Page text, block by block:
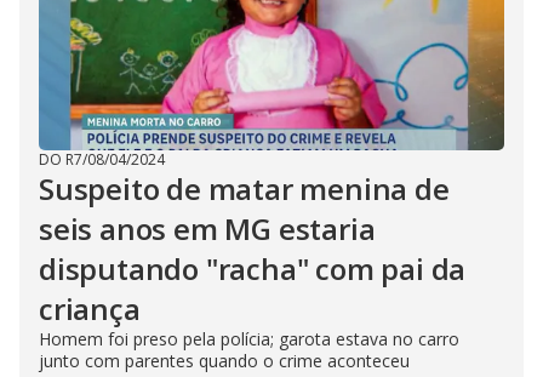
DO R7/08/04/2024
Suspeito de matar menina de
seis anos em MG estaria
disputando "racha" com pai da
criança
Homem foi preso pela polícia; garota estava no carro
junto com parentes quando o crime aconteceu